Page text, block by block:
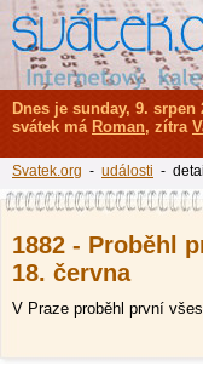
1882 - Proběhl
18. června
V Praze proběhl první
Dnes je sunday, 9. srpen
svátek má Roman, zítra
Svatek.org - události -